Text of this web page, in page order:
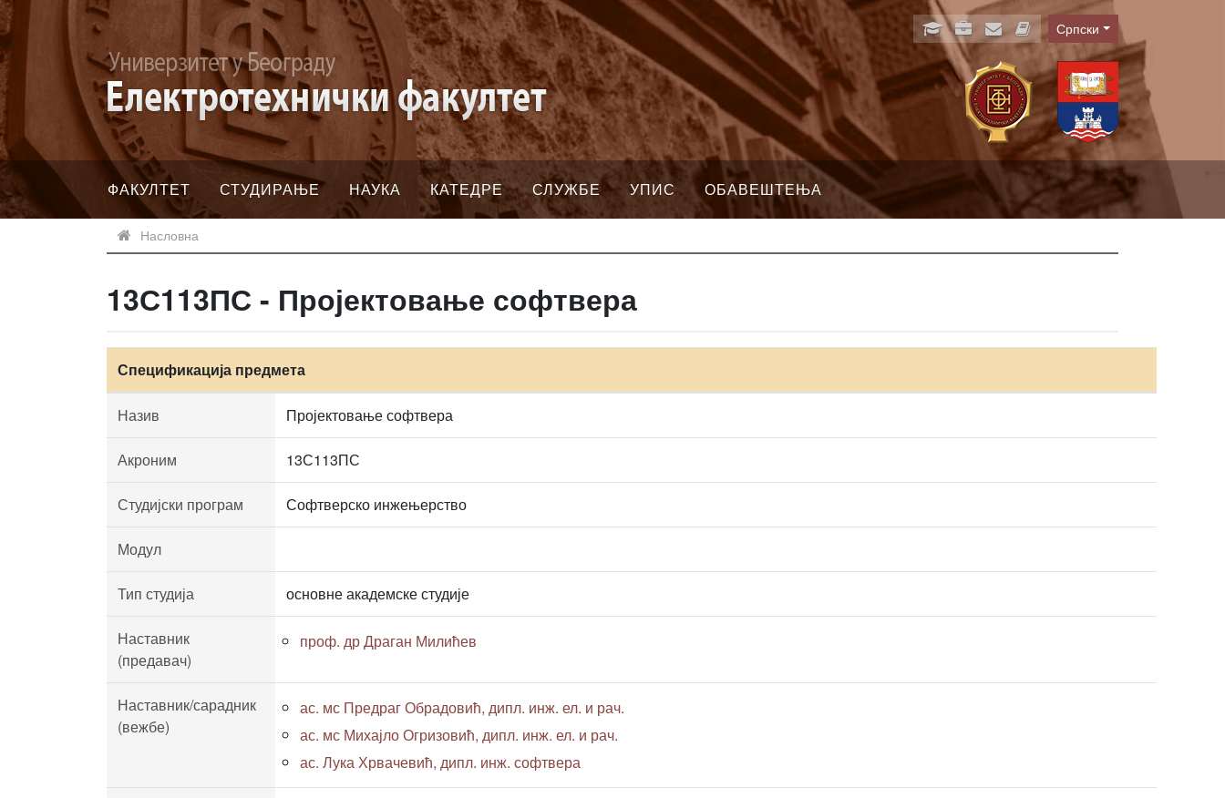
Language
Српски
ФАКУЛТЕТ СТУДИРАЊЕ НАУКА КАТЕДРЕ СЛУЖБЕ УПИС ОБАВЕШТЕЊА
Насловна
13С113ПС - Пројектовање софтвера
Спецификација предмета
Назив Пројектовање софтвера
Акроним 13С113ПС
Студијски програм Софтверско инжењерство
Модул
Тип студија основне академске студије
Наставник
(предавач)
проф. др Драган Милићев
Наставник/сарадник
(вежбе)
ас. мс Предраг Обрадовић, дипл. инж. ел. и рач.
ас. мс Михајло Огризовић, дипл. инж. ел. и рач.
ас. Лука Хрвачевић, дипл. инж. софтвера